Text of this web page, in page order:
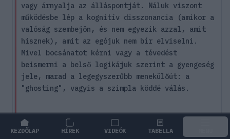
vagy árnyalja az álláspontját. Náluk viszont
működésbe lép a kognitív disszonancia (amikor a
valóság szembejön, és nem egyezik azzal, amit
hisznek), amit az egójuk nem bír elviselni.
Mivel bocsánatot kérni vagy a tévedést
beismerni a belső logikájuk szerint a gyengeség
jele, marad a legegyszerűbb menekülőút: a
"ghosting", vagyis a szimpla köddé válás.
Ez a hirtelen eltűnés valójában a teljes
KEZDŐLAP HÍREK VIDEÓK TABELLA